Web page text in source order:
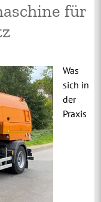
für
Was
sich in
der
Praxis